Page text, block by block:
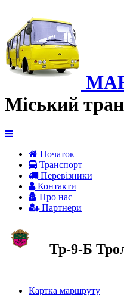
Міський
Початок
Транспорт
Перевiзники
Контакти
Про нас
Партнери
Тр-9-Б
Картка маршруту